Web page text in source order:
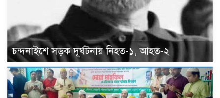
চন্দনাইশে সড়ক দূর্ঘটনায় নিহত-১, আহত-২